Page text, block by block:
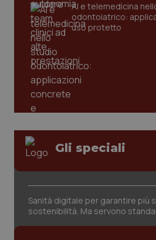
AI e telemedicina
odontoiatrico:
uso protetto
Gli speciali
Sanità digitale per garantire più
sostenibilità. Ma servono
tracking-sites-ironfish-
tracking-sites-ironfish-